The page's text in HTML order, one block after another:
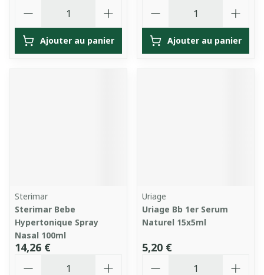
Ajouter au panier Ajouter au panier
Sterimar
Sterimar Bebe
Hypertonique Spray
Nasal 100ml
14,26 €
Uriage
Uriage Bb 1er Serum
Naturel 15x5ml
5,20 €